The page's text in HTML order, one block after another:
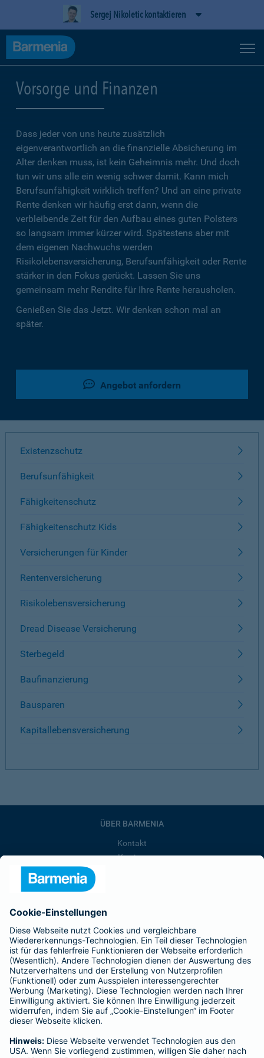
Sergej Nikoletic kontaktieren
Vorsorge und Finanzen
Dass jeder von uns heute zusätzlich
eigenverantwortlich an die finanzielle Absicherung im
Alter denken muss, ist kein Geheimnis mehr. Und doch
tun wir uns alle ein wenig schwer damit. Kann mich
Berufsunfähigkeit wirklich treffen? Und an eine private
Rente denken wir häufig erst dann, wenn die
verbleibende Zeit für den Aufbau eines guten Polsters
so langsam immer kürzer wird. Spätestens aber mit
dem eigenen Nachwuchs werden
Risikolebensversicherung, Berufsunfähigkeit oder Rente
stärker in den Fokus gerückt. Lassen Sie uns
gemeinsam mehr Rendite für Ihre Rente herausholen.
Genießen Sie das Jetzt. Wir denken schon mal an
später.
Angebot anfordern
Existenzschutz
Berufsunfähigkeit
Fähigkeitenschutz
Fähigkeitenschutz Kids
Versicherungen für Kinder
Rentenversicherung
Risikolebensversicherung
Dread Disease Versicherung
Sterbegeld
Baufinanzierung
Bausparen
Kapitallebensversicherung
ÜBER BARMENIA
Kontakt
Karriere
Affiliate-Partner werden
Barmenia ist Teil der BarmeniaGothaer
BELIEBTE SEITEN
Kranken-Zusatzversicherung
Tierversicherungen
Haftpflichtversicherung
Hausratversicherung
SERVICE